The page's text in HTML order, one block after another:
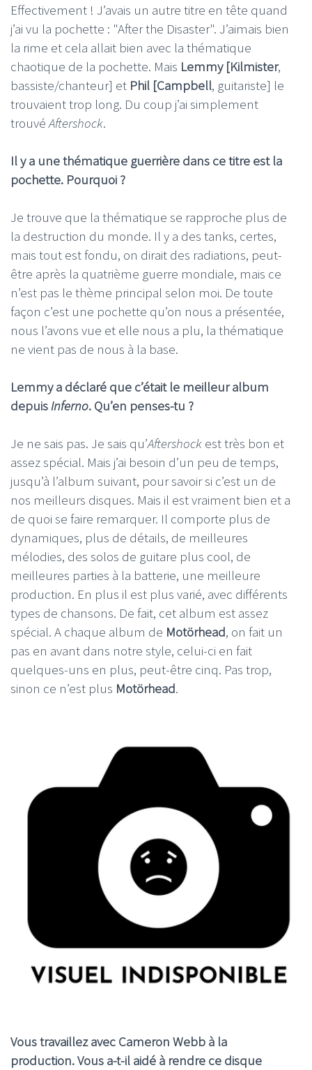
Effectivement ! J’avais un autre titre en tête quand
j’ai vu la pochette : "After the Disaster". J’aimais bien
la rime et cela allait bien avec la thématique
chaotique de la pochette. Mais Lemmy [Kilmister,
bassiste/chanteur] et Phil [Campbell, guitariste] le
trouvaient trop long. Du coup j’ai simplement
trouvéAftershock.
Il y a une thématique guerrière dans ce titre est la
pochette. Pourquoi ?
Je trouve que la thématique se rapproche plus de
la destruction du monde. Il y a des tanks, certes,
mais tout est fondu, on dirait des radiations, peut-
être après la quatrième guerre mondiale, mais ce
n’est pas le thème principal selon moi. De toute
façon c’est une pochette qu’on nous a présentée,
nous l’avons vue et elle nous a plu, la thématique
ne vient pas de nous à la base.
Lemmy a déclaré que c’était le meilleur album
depuisInferno. Qu’en penses-tu ?
Je ne sais pas. Je sais qu’Aftershock est très bon et
assez spécial. Mais j’ai besoin d’un peu de temps,
jusqu’à l’album suivant, pour savoir si c’est un de
nos meilleurs disques. Mais il est vraiment bien et a
de quoi se faire remarquer. Il comporte plus de
dynamiques, plus de détails, de meilleures
mélodies, des solos de guitare plus cool, de
meilleures parties à la batterie, une meilleure
production. En plus il est plus varié, avec différents
types de chansons. De fait, cet album est assez
spécial. A chaque album de Motörhead, on fait un
pas en avant dans notre style, celui-ci en fait
quelques-uns en plus, peut-être cinq. Pas trop,
sinon ce n’est plus Motörhead.
Vous travaillez avec Cameron Webb à la
production. Vous a-t-il aidé à rendre ce disque